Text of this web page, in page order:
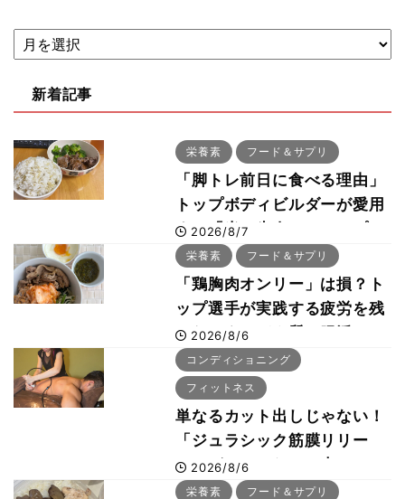
新着記事
栄養素 フード＆サプリ
「脚トレ前日に食べる理由」
トップボディビルダーが愛用
する「米＋牛肉」のシンプル
回復メシとは？
2026/8/7
栄養素 フード＆サプリ
「鶏胸肉オンリー」は損？ト
ップ選手が実践する疲労を残
さないタンパク質＆腸活コン
ボ
2026/8/6
コンディショニング
フィットネス
単なるカット出しじゃない！
「ジュラシック筋膜リリー
ス」が口コミだけで大ヒット
した納得の理由 木澤大祐が
2026/8/6
栄養素 フード＆サプリ